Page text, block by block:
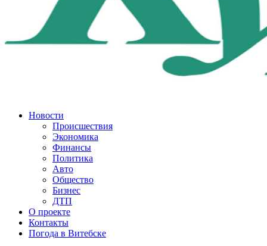
Новости
Происшествия
Экономика
Финансы
Политика
Авто
Общество
Бизнес
ДТП
О проекте
Контакты
Погода в Витебске